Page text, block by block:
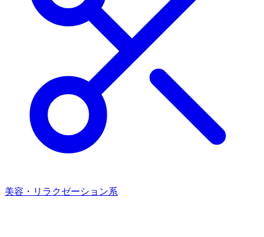
美容・リラクゼーション系